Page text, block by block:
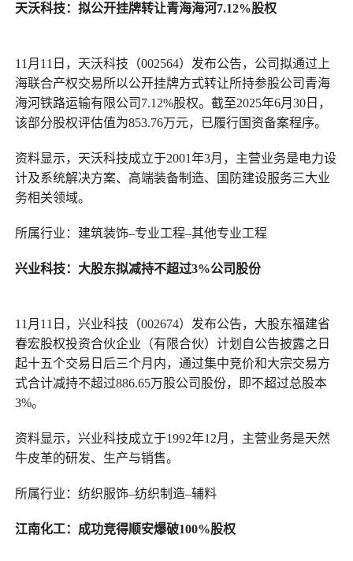
天沃科技： 拟公开挂牌转让青海海河7.12%股权
11月11日，天沃科技（002564）发布公告，公司拟通过上
海联合产权交易所以公开挂牌方式转让所持参股公司青海
海河铁路运输有限公司7.12%股权。截至2025年6月30日，
该部分股权评估值为853.76万元，已履行国资备案程序。
资料显示，天沃科技成立于2001年3月，主营业务是电力设
计及系统解决方案、高端装备制造、国防建设服务三大业
务相关领域。
所属行业：建筑装饰–专业工程–其他专业工程
兴业科技： 大股东拟减持不超过3%公司股份
11月11日，兴业科技（002674）发布公告，大股东福建省
春宏股权投资合伙企业（有限合伙）计划自公告披露之日
起十五个交易日后三个月内，通过集中竞价和大宗交易方
式合计减持不超过886.65万股公司股份，即不超过总股本
3%。
资料显示，兴业科技成立于1992年12月，主营业务是天然
牛皮革的研发、生产与销售。
所属行业：纺织服饰–纺织制造–辅料
江南化工： 成功竞得顺安爆破100%股权